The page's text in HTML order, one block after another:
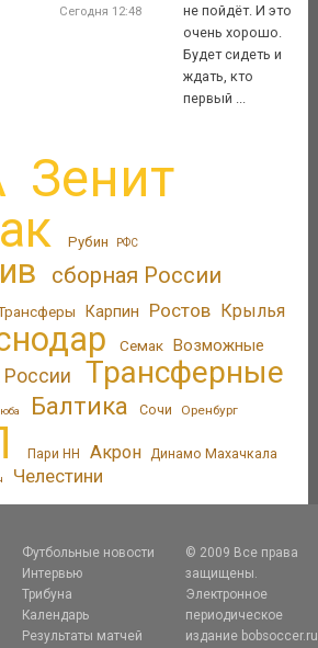
Сегодня 12:48
не пойдёт. И это
очень хорошо.
Будет сидеть и
ждать, кто
первый ...
Зенит
Рубин РФС
сборная России
Карпин Ростов Крылья
Семак Возможные
России
Трансферные
Балтика Сочи Оренбург
Пари НН Акрон Динамо Махачкала
Челестини
Футбольные новости
Интервью
Трибуна
Календарь
Результаты матчей
© 2009 Все права
защищены.
Электронное
периодическое
издание bobsoccer.ru